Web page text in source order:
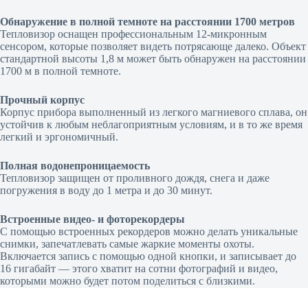
Обнаружение в полной темноте на расстоянии 1700 метров
Тепловизор оснащен профессиональным 12-микронным
сенсором, которые позволяет видеть потрясающе далеко. Объект
стандартной высоты 1,8 м может быть обнаружен на расстоянии
1700 м в полной темноте.
Прочный корпус
Корпус прибора выполненный из легкого магниевого сплава, он
устойчив к любым неблагоприятным условиям, и в то же время
легкий и эргономичный.
Полная водонепроницаемость
Тепловизор защищен от проливного дождя, снега и даже
погружения в воду до 1 метра и до 30 минут.
Встроенные видео- и фоторекордеры
С помощью встроенных рекордеров можно делать уникальные
снимки, запечатлевать самые жаркие моменты охоты.
Включается запись с помощью одной кнопки, и записывает до
16 гигабайт — этого хватит на сотни фотографий и видео,
которыми можно будет потом поделиться с близкими.